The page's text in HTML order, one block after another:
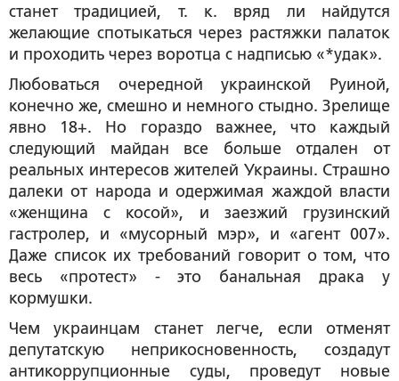
станет традицией, т. к. вряд ли найдутся
желающие спотыкаться через растяжки палаток
и проходить через воротца с надписью «*удак».
Любоваться очередной украинской Руиной,
конечно же, смешно и немного стыдно. Зрелище
явно 18+. Но гораздо важнее, что каждый
следующий майдан все больше отдален от
реальных интересов жителей Украины. Страшно
далеки от народа и одержимая жаждой власти
«женщина с косой», и заезжий грузинский
гастролер, и «мусорный мэр», и «агент 007».
Даже список их требований говорит о том, что
весь «протест» - это банальная драка у
кормушки.
Чем украинцам станет легче, если отменят
депутатскую неприкосновенность, создадут
антикоррупционные суды, проведут новые